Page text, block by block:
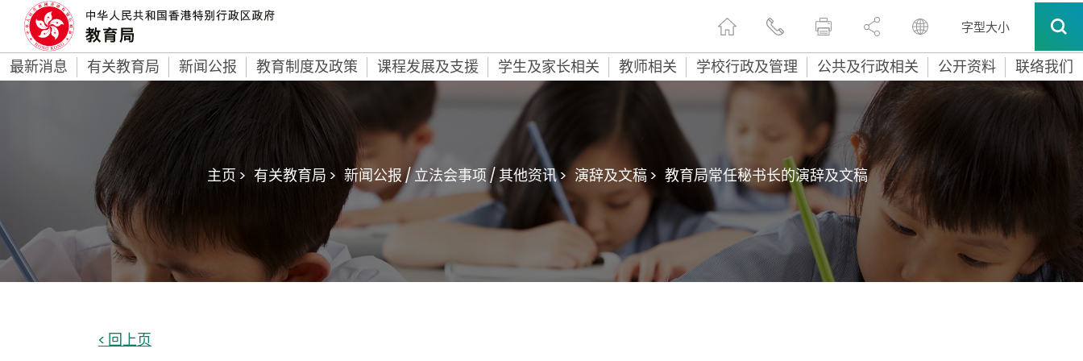
字型大小
最新消息 有关教育局 新闻公报 教育制度及政策 课程发展及支援 学生及家长相关 教师相关 学校行政及管理 公共及行政相关 公开资料 联络我们
主页 > 有关教育局 > 新闻公报 / 立法会事项 / 其他资讯 > 演辞及文稿 > 教育局常任秘书长的演辞及文稿
< 回上页